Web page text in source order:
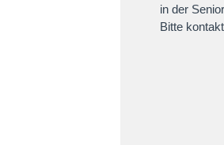
in der
Bitte